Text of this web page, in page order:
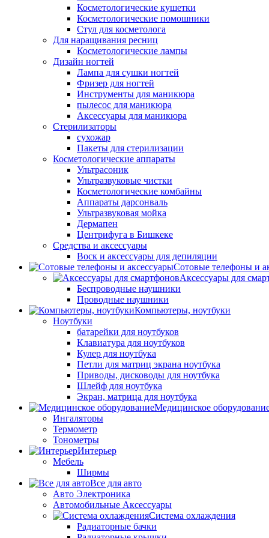
Косметологические кушетки
Косметологические помошники
Стул для косметолога
Для наращивания ресниц
Косметологические лампы
Дизайн ногтей
Лампа для сушки ногтей
Фризер для ногтей
Инструменты для маникюра
пылесос для маникюра
Аксессуары для маникюра
Стерилизаторы
сухожар
Пакеты для стерилизации
Косметологические аппараты
Ультрасоник
Ультразвуковые чистки
Косметологические комбайны
Аппараты дарсонваль
Ультразвуковая мойка
Дермапен
Центрифуга в Бишкеке
Средства и аксессуары
Воск и аксессуары для депиляции
Сотовые телефоны и
Аксессуары для
Беспроводные наушники
Проводные наушники
Компьютеры, ноутбуки
Ноутбуки
батарейки для ноутбуков
Клавиатура для ноутбуков
Кулер для ноутбука
Петли для матриц экрана ноутбука
Приводы, дисководы для ноутбука
Шлейф для ноутбука
Экран, матрица для ноутбука
Медицинское
Ингаляторы
Термометр
Тонометры
Интерьер
Мебель
Ширмы
Все для авто
Авто Электроника
Автомобильные Аксессуары
Система охлаждения
Радиаторные бачки